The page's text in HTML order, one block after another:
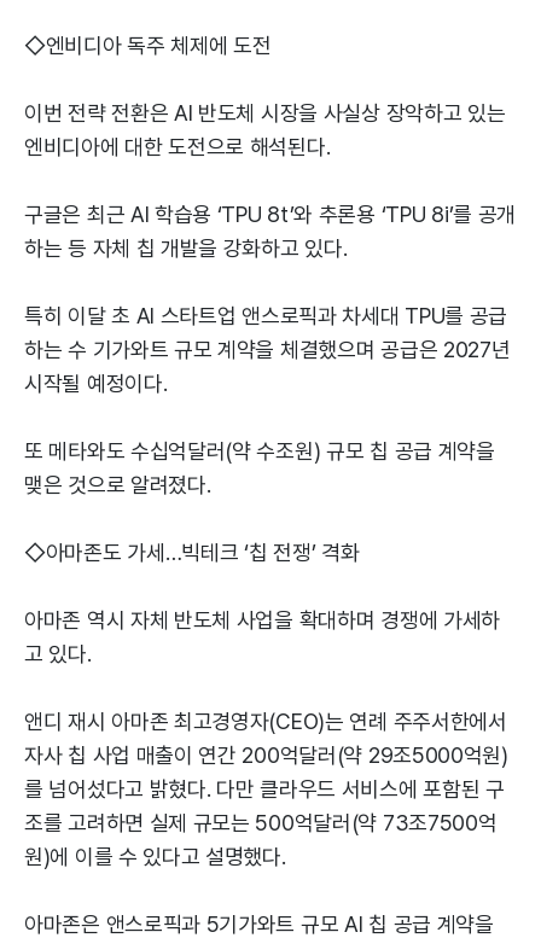
◇엔비디아 독주 체제에 도전
이번 전략 전환은 AI 반도체 시장을 사실상 장악하고 있는
엔비디아에 대한 도전으로 해석된다.
구글은 최근 AI 학습용 ‘TPU 8t’와 추론용 ‘TPU 8i’를 공개
하는 등 자체 칩 개발을 강화하고 있다.
특히 이달 초 AI 스타트업 앤스로픽과 차세대 TPU를 공급
하는 수 기가와트 규모 계약을 체결했으며 공급은 2027년
시작될 예정이다.
또 메타와도 수십억달러(약 수조원) 규모 칩 공급 계약을
맺은 것으로 알려졌다.
◇아마존도 가세…빅테크 ‘칩 전쟁’ 격화
아마존 역시 자체 반도체 사업을 확대하며 경쟁에 가세하
고 있다.
앤디 재시 아마존 최고경영자(CEO)는 연례 주주서한에서
자사 칩 사업 매출이 연간 200억달러(약 29조5000억원)
를 넘어섰다고 밝혔다. 다만 클라우드 서비스에 포함된 구
조를 고려하면 실제 규모는 500억달러(약 73조7500억
원)에 이를 수 있다고 설명했다.
아마존은 앤스로픽과 5기가와트 규모 AI 칩 공급 계약을